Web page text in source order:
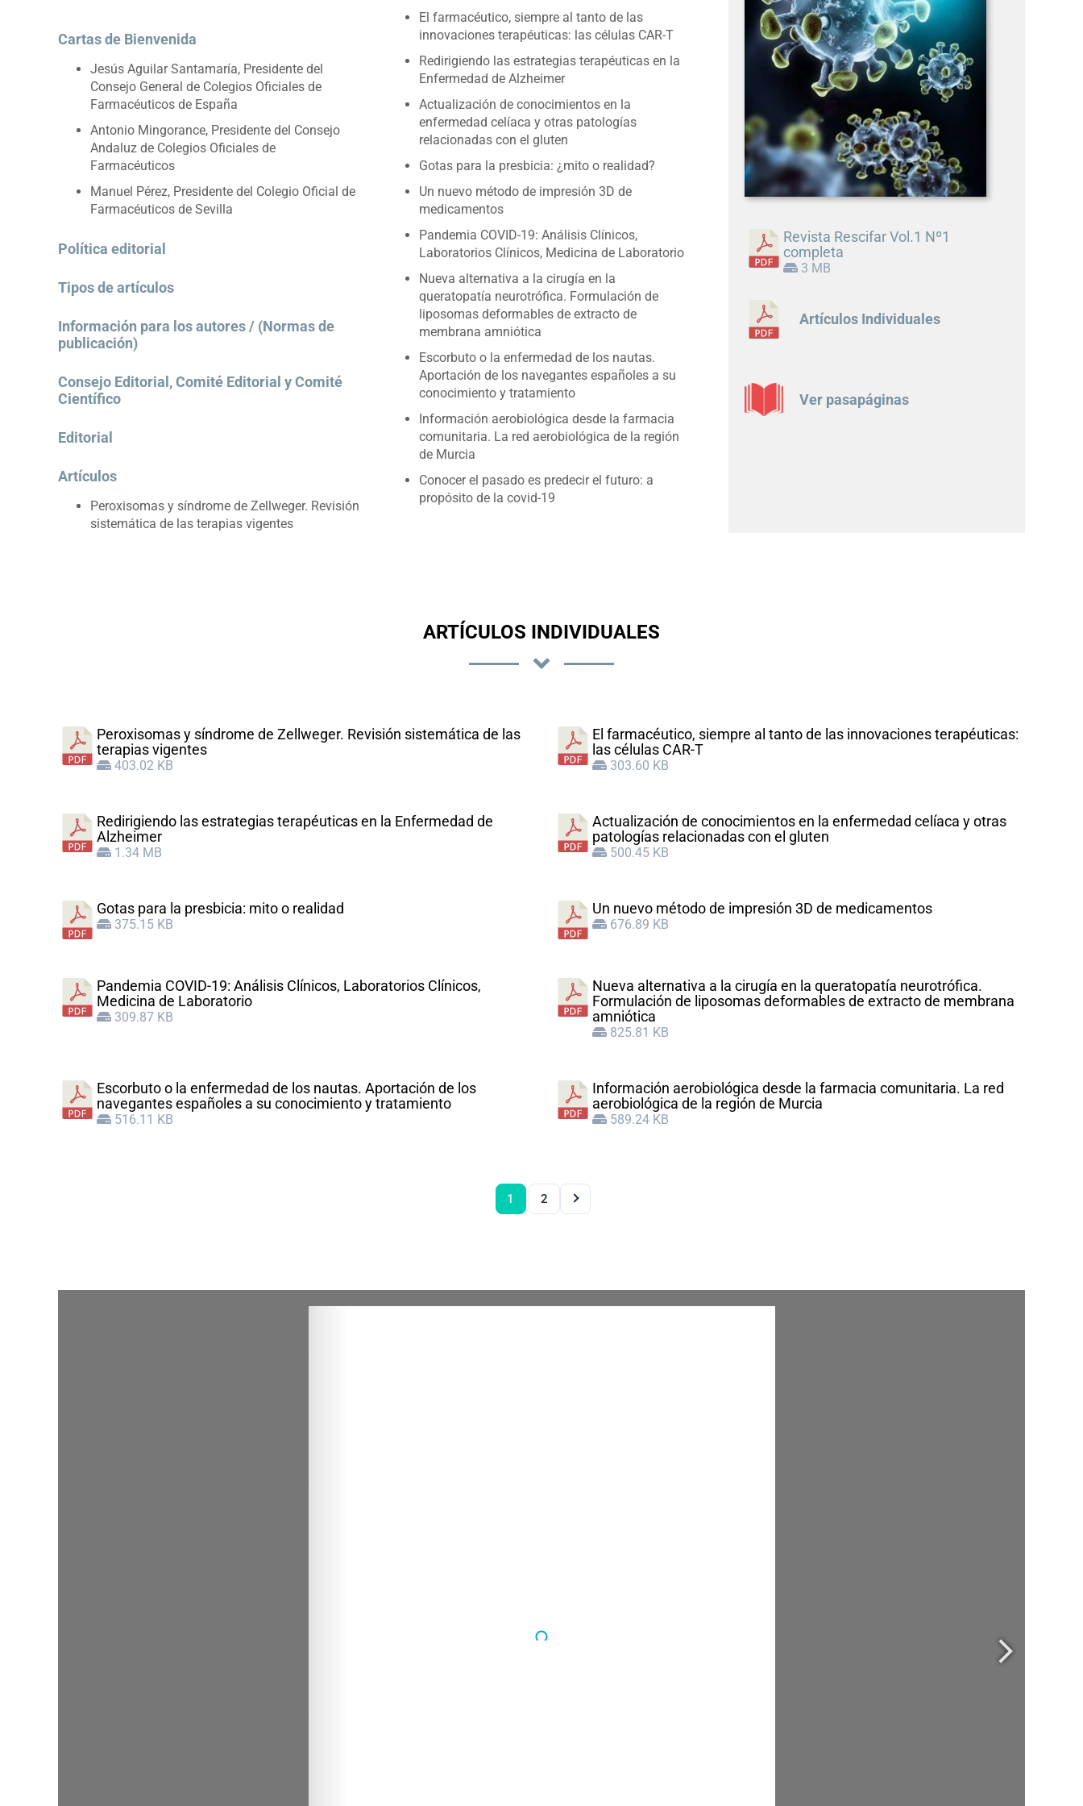
Cartas de Bienvenida
Jesús Aguilar Santamaría, Presidente del
Consejo General de Colegios Oficiales de
Farmacéuticos de España
Antonio Mingorance, Presidente del Consejo
Andaluz de Colegios Oficiales de
Farmacéuticos
Manuel Pérez, Presidente del Colegio Oficial de
Farmacéuticos de Sevilla
Política editorial
Tipos de artículos
Información para los autores / (Normas de
publicación)
Consejo Editorial, Comité Editorial y Comité
Científico
Editorial
Artículos
Peroxisomas y síndrome de Zellweger. Revisión
sistemática de las terapias vigentes
El farmacéutico, siempre al tanto de las
innovaciones terapéuticas: las células CAR-T
Redirigiendo las estrategias terapéuticas en la
Enfermedad de Alzheimer
Actualización de conocimientos en la
enfermedad celíaca y otras patologías
relacionadas con el gluten
Gotas para la presbicia: ¿mito o realidad?
Un nuevo método de impresión 3D de
medicamentos
Pandemia COVID-19: Análisis Clínicos,
Laboratorios Clínicos, Medicina de Laboratorio
Nueva alternativa a la cirugía en la
queratopatía neurotrófica. Formulación de
liposomas deformables de extracto de
membrana amniótica
Escorbuto o la enfermedad de los nautas.
Aportación de los navegantes españoles a su
conocimiento y tratamiento
Información aerobiológica desde la farmacia
comunitaria. La red aerobiológica de la región
de Murcia
Conocer el pasado es predecir el futuro: a
propósito de la covid-19
Revista Rescifar Vol.1 Nº1
completa
3 MB
Artículos Individuales
Ver pasapáginas
ARTÍCULOS INDIVIDUALES
Peroxisomas y síndrome de Zellweger. Revisión sistemática de las
terapias vigentes
403.02 KB
El farmacéutico, siempre al tanto de las innovaciones terapéuticas:
las células CAR-T
303.60 KB
Redirigiendo las estrategias terapéuticas en la Enfermedad de
Alzheimer
1.34 MB
Actualización de conocimientos en la enfermedad celíaca y otras
patologías relacionadas con el gluten
500.45 KB
Gotas para la presbicia: mito o realidad
375.15 KB
Un nuevo método de impresión 3D de medicamentos
676.89 KB
Pandemia COVID-19: Análisis Clínicos, Laboratorios Clínicos,
Medicina de Laboratorio
309.87 KB
Nueva alternativa a la cirugía en la queratopatía neurotrófica.
Formulación de liposomas deformables de extracto de membrana
amniótica
825.81 KB
Escorbuto o la enfermedad de los nautas. Aportación de los
navegantes españoles a su conocimiento y tratamiento
516.11 KB
Información aerobiológica desde la farmacia comunitaria. La red
aerobiológica de la región de Murcia
589.24 KB
1 2